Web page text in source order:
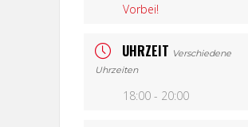
Vorbei!
UHRZEIT Verschiedene
Uhrzeiten
18:00 - 20:00